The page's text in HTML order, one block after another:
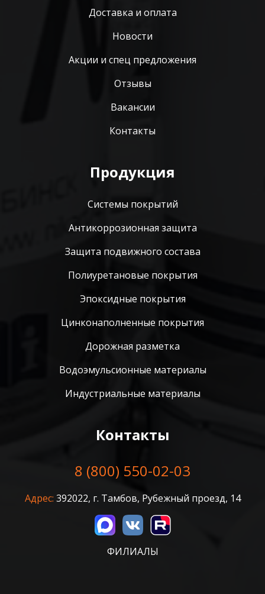
Доставка и оплата
Новости
Акции и спец предложения
Отзывы
Вакансии
Контакты
Продукция
Системы покрытий
Антикоррозионная защита
Защита подвижного состава
Полиуретановые покрытия
Эпоксидные покрытия
Цинконаполненные покрытия
Дорожная разметка
Водоэмульсионные материалы
Индустриальные материалы
Контакты
8 (800) 550-02-03
Адрес: 392022, г. Тамбов, Рубежный проезд, 14
ФИЛИАЛЫ